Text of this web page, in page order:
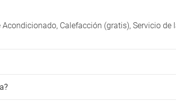
Calefacción (gratis), Servicio de